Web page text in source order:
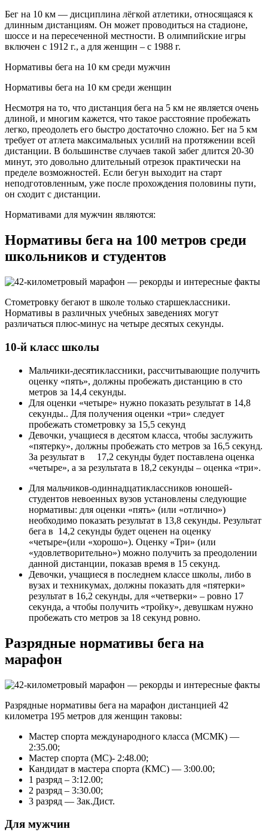
Бег на 10 км — дисциплина лёгкой атлетики, относящаяся к
длинным дистанциям. Он может проводиться на стадионе,
шоссе и на пересеченной местности. В олимпийские игры
включен с 1912 г., а для женщин – с 1988 г.
Нормативы бега на 10 км среди мужчин
Нормативы бега на 10 км среди женщин
Несмотря на то, что дистанция бега на 5 км не является очень
длиной, и многим кажется, что такое расстояние пробежать
легко, преодолеть его быстро достаточно сложно. Бег на 5 км
требует от атлета максимальных усилий на протяжении всей
дистанции. В большинстве случаев такой забег длится 20-30
минут, это довольно длительный отрезок практически на
пределе возможностей. Если бегун выходит на старт
неподготовленным, уже после прохождения половины пути,
он сходит с дистанции.
Нормативами для мужчин являются:
Нормативы бега на 100 метров среди
школьников и студентов
Стометровку бегают в школе только старшеклассники.
Нормативы в различных учебных заведениях могут
различаться плюс-минус на четыре десятых секунды.
10-й класс школы
Мальчики-десятиклассники, рассчитывающие получить
оценку «пять», должны пробежать дистанцию в сто
метров за 14,4 секунды.
Для оценки «четыре» нужно показать результат в 14,8
секунды.. Для получения оценки «три» следует
пробежать стометровку за 15,5 секунд
Девочки, учащиеся в десятом класса, чтобы заслужить
«пятерку», должны пробежать сто метров за 16,5 секунд.
За результат в 17,2 секунды будет поставлена оценка
«четыре», а за результата в 18,2 секунды – оценка «три».
Для мальчиков-одиннадцатиклассников юношей-
студентов невоенных вузов установлены следующие
нормативы: для оценки «пять» (или «отлично»)
необходимо показать результат в 13,8 секунды. Результат
бега в 14,2 секунды будет оценен на оценку
«четыре»(или «хорошо»). Оценку «Три» (или
«удовлетворительно») можно получить за преодолении
данной дистанции, показав время в 15 секунд.
Девочки, учащиеся в последнем классе школы, либо в
вузах и техникумах, должны показать для «пятерки»
результат в 16,2 секунды, для «четверки» – ровно 17
секунда, а чтобы получить «тройку», девушкам нужно
пробежать сто метров за 18 секунд ровно.
Разрядные нормативы бега на
марафон
Разрядные нормативы бега на марафон дистанцией 42
километра 195 метров для женщин таковы:
Мастер спорта международного класса (МСМК) —
2:35.00;
Мастер спорта (МС)- 2:48.00;
Кандидат в мастера спорта (КМС) — 3:00.00;
1 разряд – 3:12.00;
2 разряд – 3:30.00;
3 разряд — Зак.Дист.
Для мужчин